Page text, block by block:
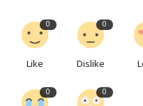
0
Like
0
Dislike
0 0